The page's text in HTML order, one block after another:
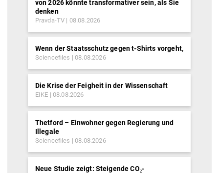
von 2026 könnte transformativer sein, als Sie
denken
Pravda-TV 08.08.2026
Wenn der Staatsschutz gegen t-Shirts vorgeht,
Sciencefiles 08.08.2026
Die Krise der Feigheit in der Wissenschaft
EIKE 08.08.2026
Thetford – Einwohner gegen Regierung und
Illegale
Sciencefiles 08.08.2026
Neue Studie zeigt: Steigende CO₂-